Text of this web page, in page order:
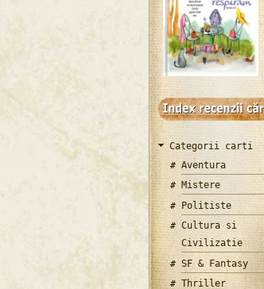
Categorii carti
Aventura
Mistere
Politiste
Cultura si
Civilizatie
SF & Fantasy
Thriller